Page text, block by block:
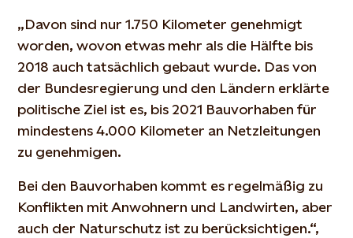
„Davon sind nur 1.750 Kilometer genehmigt
worden, wovon etwas mehr als die Hälfte bis
2018 auch tatsächlich gebaut wurde. Das von
der Bundesregierung und den Ländern erklärte
politische Ziel ist es, bis 2021 Bauvorhaben für
mindestens 4.000 Kilometer an Netzleitungen
zu genehmigen.
Bei den Bauvorhaben kommt es regelmäßig zu
Konflikten mit Anwohnern und Landwirten, aber
auch der Naturschutz ist zu berücksichtigen.“,